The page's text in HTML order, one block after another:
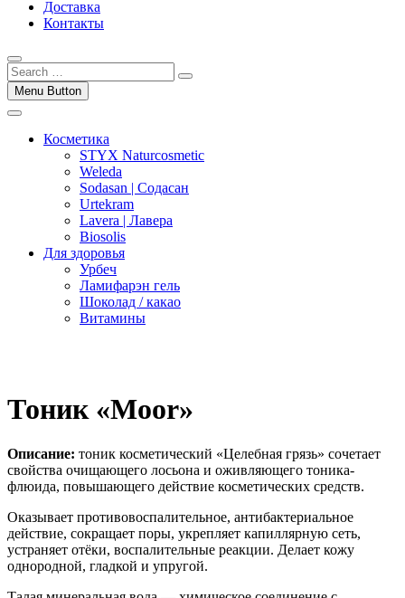
Доставка
Контакты
Menu Button
Косметика
STYX Naturcosmetic
Weleda
Sodasan | Содасан
Urtekram
Lavera | Лавера
Biosolis
Для здоровья
Урбеч
Ламифарэн гель
Шоколад / какао
Витамины
Тоник «Moor»
Описание: тоник косметический «Целебная грязь» сочетает
свойства очищающего лосьона и оживляющего тоника-
флюида, повышающего действие косметических средств.
Оказывает противовоспалительное, антибактериальное
действие, сокращает поры, укрепляет капиллярную сеть,
устраняет отёки, воспалительные реакции. Делает кожу
однородной, гладкой и упругой.